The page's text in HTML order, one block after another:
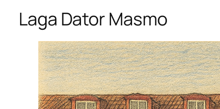
Laga Dator Masmo